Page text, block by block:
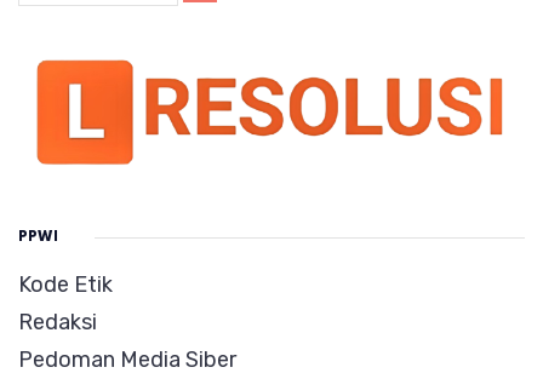
PPWI
Kode Etik
Redaksi
Pedoman Media Siber